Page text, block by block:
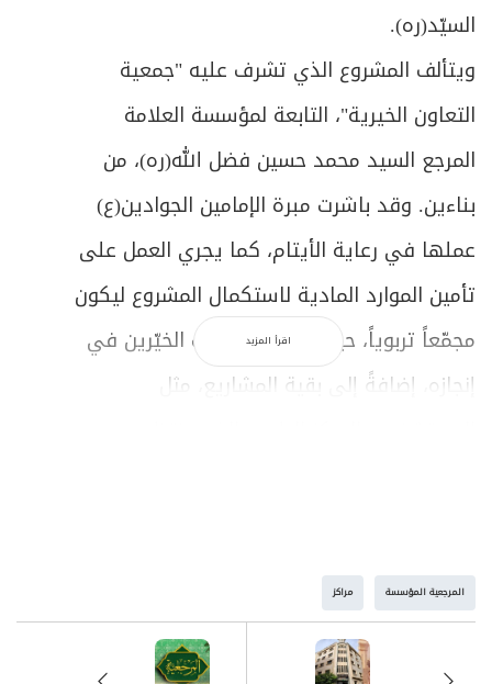
السيّد(ره).
ويتألف المشروع الذي تشرف عليه "جمعية
التعاون الخيرية"، التابعة لمؤسسة العلامة
المرجع السيد محمد حسين فضل الله(ره)، من
بناءين. وقد باشرت مبرة الإمامين الجوادين(ع)
عملها في رعاية الأيتام، كما يجري العمل على
تأمين الموارد المادية لاستكمال المشروع ليكون
مجمّعاً تربوياً، حيث تساهم تبرعات الخيّرين في
إنجازه، إضافةً إلى بقية المشاريع، مثل
مسجد الرحمن ـ سيدني ـ أستراليا:
نظراً إلى وجود جالية إسلاميّة كبيرة في
اقرأ المزيد
المرجعية المؤسسة مراكز